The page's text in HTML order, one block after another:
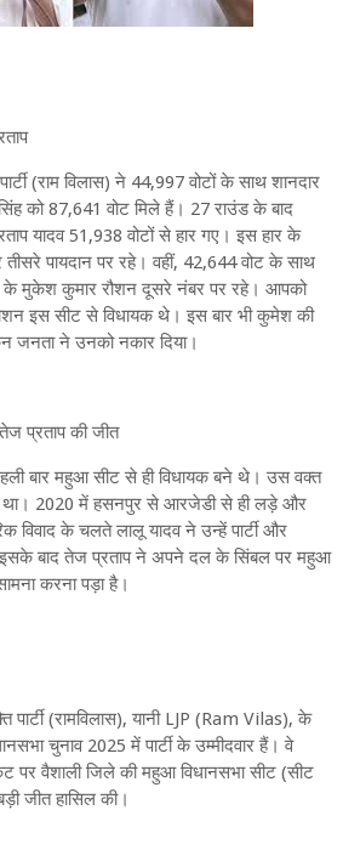
(राम विलास) ने 44,997 वोटों के साथ शानदार
को 87,641 वोट मिले हैं। 27 राउंड के बाद
यादव 51,938 वोटों से हार गए। इस हार के
पायदान पर रहे। वहीं, 42,644 वोट के साथ
के मुकेश कुमार रौशन दूसरे नंबर पर रहे। आपको
इस सीट से विधायक थे। इस बार भी कुमेश की
जनता ने उनको नकार दिया।
प्रताप की जीत
बार महुआ सीट से ही विधायक बने थे। उस वक्त
था। 2020 में हसनपुर से आरजेडी से ही लड़े और
विवाद के चलते लालू यादव ने उन्हें पार्टी और
इसके बाद तेज प्रताप ने अपने दल के सिंबल पर महुआ
करना पड़ा है।
(रामविलास), यानी LJP (Ram Vilas), के
चुनाव 2025 में पार्टी के उम्मीदवार हैं। वे
पर वैशाली जिले की महुआ विधानसभा सीट (सीट
जीत हासिल की।